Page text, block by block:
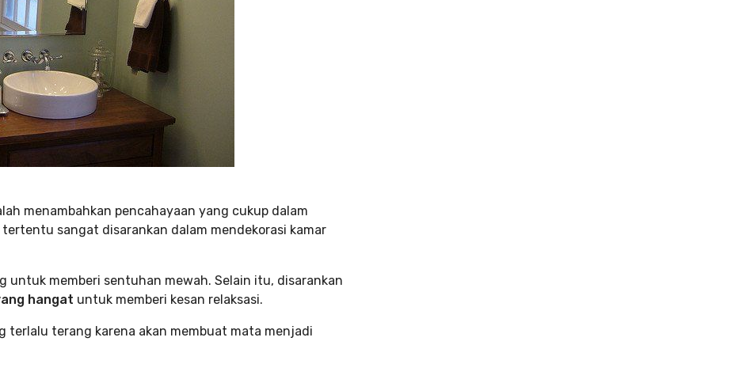
menambahkan pencahayaan yang cukup dalam
sangat disarankan dalam mendekorasi kamar
untuk memberi sentuhan mewah. Selain itu, disarankan
hangat untuk memberi kesan relaksasi.
terlalu terang karena akan membuat mata menjadi